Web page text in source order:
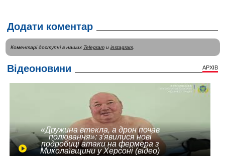
Додати коментар
Коментарі доступні в наших Telegramи instagram.
Відеоновини АРХІВ
«Дружина втекла, а дрон почав
полювання»: з'явилися нові
подробиці атаки на фермера з
Миколаївщини у Херсоні (відео)